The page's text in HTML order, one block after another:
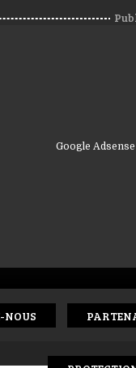
Google
NOUS